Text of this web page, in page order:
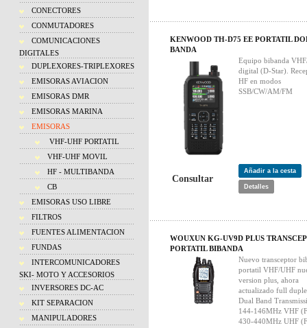
CONECTORES
CONMUTADORES
COMUNICACIONES
DIGITALES
DUPLEXORES-TRIPLEXORES
EMISORAS AVIACION
EMISORAS DMR
EMISORAS MARINA
EMISORAS
VHF-UHF PORTATIL
VHF-UHF MOVIL
HF - MULTIBANDA
CB
EMISORAS USO LIBRE
FILTROS
FUENTES ALIMENTACION
FUNDAS
INTERCOMUNICADORES
SKI- MOTO Y ACCESORIOS
INVERSORES DC-AC
KIT SEPARACION
MANIPULADORES
KENWOOD TH-D75 EE PORTATIL
BANDA
Equipo bibanda
digital (D-Star).
HF en modos
SSB/CW/AM/FM
Consultar
Añadir a la cesta
Detalles
WOUXUN KG-UV9D PLUS
PORTATIL BIBANDA
Nuevo transceptor
portatil VHF/UHF
version plus, ahora
actualizado full
Dual Band
144-146MHz VHF
430-440MHz UHF